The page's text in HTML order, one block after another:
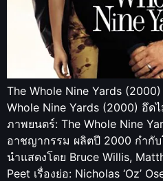
The Whole Nine Yards
Whole Nine Yards (2000) อึด
ภาพยนตร์: The Whole Nine
อาชญากรรม ผลิตปี 2000 กำกับ
นำแสดงโดย Bruce Willis,
Peet เรื่องย่อ: Nicholas ‘Oz’